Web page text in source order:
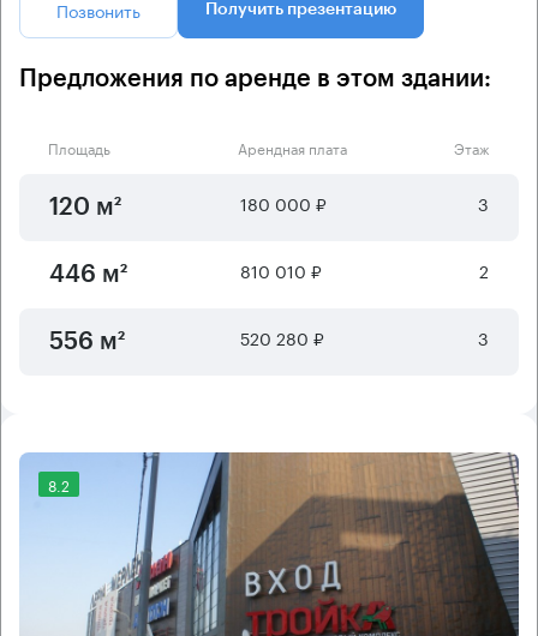
Позвонить Получить презентацию
Предложения по аренде в этом здании:
Площадь Арендная плата Этаж
120 м² 180 000 ₽ 3
446 м² 810 010 ₽ 2
556 м² 520 280 ₽ 3
8.2